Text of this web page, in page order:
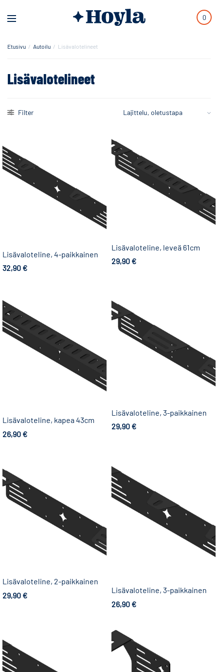
0
Etusivu / Autoilu / Lisävalotelineet
Lisävalotelineet
Filter
Lisävaloteline, 4-paikkainen
32,90 €
Lisävaloteline, leveä 61cm
29,90 €
Lisävaloteline, kapea 43cm
26,90 €
Lisävaloteline, 3-paikkainen
29,90 €
Lisävaloteline, 2-paikkainen
29,90 €
Lisävaloteline, 3-paikkainen
26,90 €